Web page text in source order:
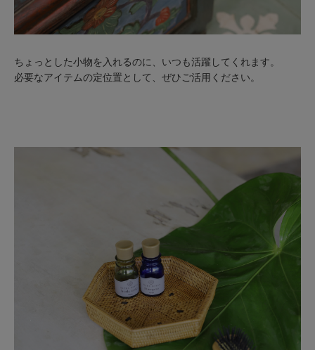
ちょっとした小物を入れるのに、いつも活躍してくれます。
必要なアイテムの定位置として、ぜひご活用ください。